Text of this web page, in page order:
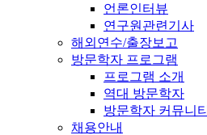
언론인터뷰
연구원관련기사
해외연수/출장보고
방문학자 프로그램
프로그램 소개
역대 방문학자
방문학자 커뮤니티
채용안내